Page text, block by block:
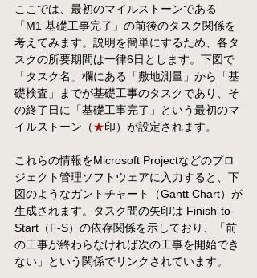
ここでは、最初のマイルストーンである
「M1 基礎工事完了」の前後のタスク関係を
考えてみます。説明を簡単にするため、各タ
スクの所要期間は一律6日とします。下図で
「タスク名」欄にある「敷地測量」から「基
礎検査」までが基礎工事のタスクであり、そ
の終了日に「基礎工事完了 」という最初のマ
イルストーン（★印）が設定されます。
これらの情報をMicrosoft Projectなどのプロ
ジェクト管理ソフトウェアに入力すると、下
図のようなガントチャート（Gantt Chart）が
生成されます。タスク間の矢印は Finish-to-
Start（F-S）の依存関係を示しており、「前
の工事が終わらなければ次の工事を開始でき
ない」という関係でリンクされています。